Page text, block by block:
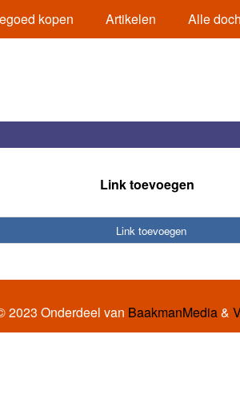
kopen Artikelen Alle
Link toevoegen
Link toevoegen
2023 Onderdeel van BaakmanMedia&